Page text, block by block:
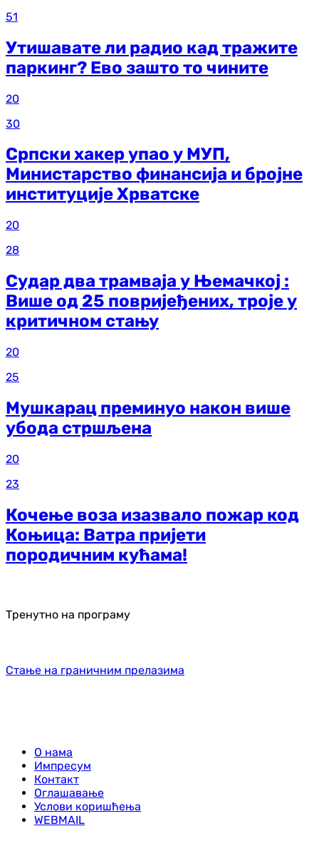
51
Утишавате ли радио кад тражите
паркинг? Ево зашто то чините
20
30
Српски хакер упао у МУП,
Министарство финансија и бројне
институције Хрватске
20
28
Судар два трамваја у Њемачкој :
Више од 25 повријеђених, троје у
критичном стању
20
25
Мушкарац преминуо након више
убода стршљена
20
23
Кочење воза изазвало пожар код
Коњица: Ватра пријети
породичним кућама!
Тренутно на програму
Стање на граничним прелазима
О нама
Импресум
Контакт
Оглашавање
Услови коришћења
WEBMAIL